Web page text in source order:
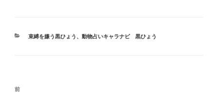
カ
束縛を嫌う黒ひょう 、 動物占いキャラナビ 黒ひょう
投
前
前